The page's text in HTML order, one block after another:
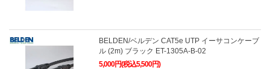
BELDEN/ベルデン CAT5e UTP イーサコンケーブ
ル (2m) ブラック ET-1305A-B-02
5,000円(税込5,500円)